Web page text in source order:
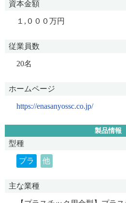
資本金額
１,０００万円
従業員数
20名
ホームページ
https://enasanyossc.co.jp/
製品情報
型種
プラ 他
主な業種